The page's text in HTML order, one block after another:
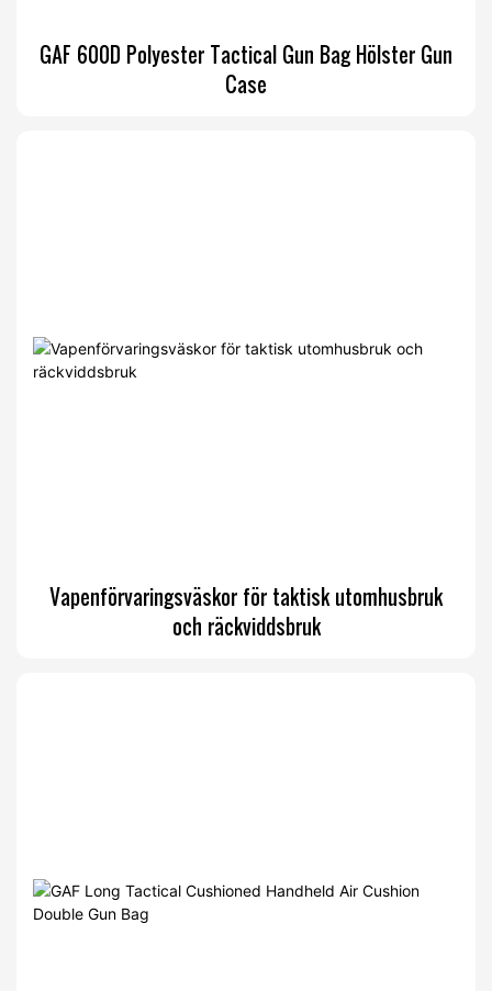
GAF 600D Polyester Tactical Gun Bag Hölster Gun
Case
Vapenförvaringsväskor för taktisk utomhusbruk
och räckviddsbruk